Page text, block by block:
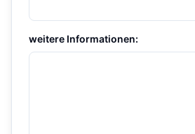
weitere Informationen: